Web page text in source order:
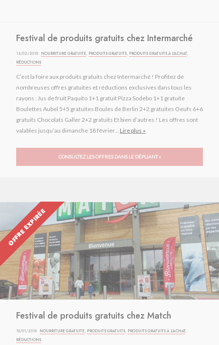
Festival de produits gratuits chez Intermarché
14/02/2018 · NOURRITURE GRATUITE, PRODUITS GRATUITS, PRODUITS GRATUITS À L'ACHAT,
RÉDUCTIONS
C’est la foire aux produits gratuits chez Intermarché ! Profitez de
nombreuses offres gratuites et réductions exclusives dans tous les
rayons : Jus de fruit Paquito 1+1 gratuit Pizza Sodebo 1+1 gratuite
Boulettes Aubel 5+5 gratuites Boules de Berlin 2+2 gratuites Oeufs 6+6
gratuits Chocolats Galler 2+2 gratuits Et bien d’autres ! Les offres sont
valables jusqu’au dimanche 18 février... Lire plus »
CONSULTEZ LES OFFRES DANS LE DÉPLIANT »
OFFRE EXPIRÉE
Festival de produits gratuits chez Match
18/01/2018 · NOURRITURE GRATUITE, PRODUITS GRATUITS, PRODUITS GRATUITS À L'ACHAT,
RÉDUCTIONS